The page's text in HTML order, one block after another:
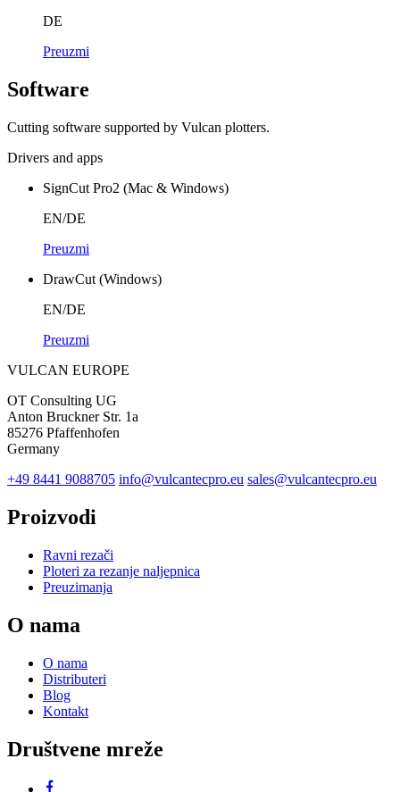
DE
Preuzmi
Software
Cutting software supported by Vulcan plotters.
Drivers and apps
SignCut Pro2 (Mac & Windows)
EN/DE
Preuzmi
DrawCut (Windows)
EN/DE
Preuzmi
VULCAN EUROPE
OT Consulting UG
Anton Bruckner Str. 1a
85276 Pfaffenhofen
Germany
+49 8441 9088705 info@vulcantecpro.eu sales@vulcantecpro.eu
Proizvodi
Ravni rezači
Ploteri za rezanje naljepnica
Preuzimanja
O nama
O nama
Distributeri
Blog
Kontakt
Društvene mreže